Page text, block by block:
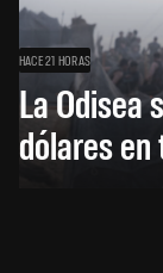
HACE 21 HORAS
La Odisea
dólares